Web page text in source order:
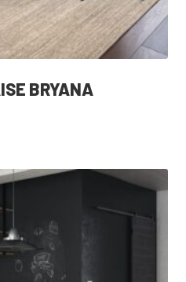
BRYANA